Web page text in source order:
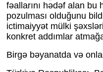
fəallarını hədəf alan bu
pozulması olduğunu
ictimaiyyət mülki
konkret addımlar atmağa
Birgə bəyanatda və